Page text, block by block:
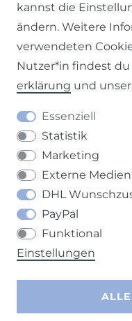
Impressum
VERTRAG
kannst die
ändern. Weitere
verwendeten
Nutzer*in findest
erklärung und
Essenziell
Statistik
Marketing
Externe Medien
DHL
PayPal
Funktional
Einstellungen